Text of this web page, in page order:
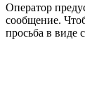
Оператор
сообщение.
просьба в виде